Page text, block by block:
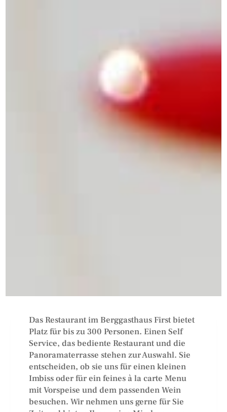
Das Restaurant im Berggasthaus First bietet
Platz für bis zu 300 Personen. Einen Self
Service, das bediente Restaurant und die
Panoramaterrasse stehen zur Auswahl. Sie
entscheiden, ob sie uns für einen kleinen
Imbiss oder für ein feines à la carte Menu
mit Vorspeise und dem passenden Wein
besuchen. Wir nehmen uns gerne für Sie